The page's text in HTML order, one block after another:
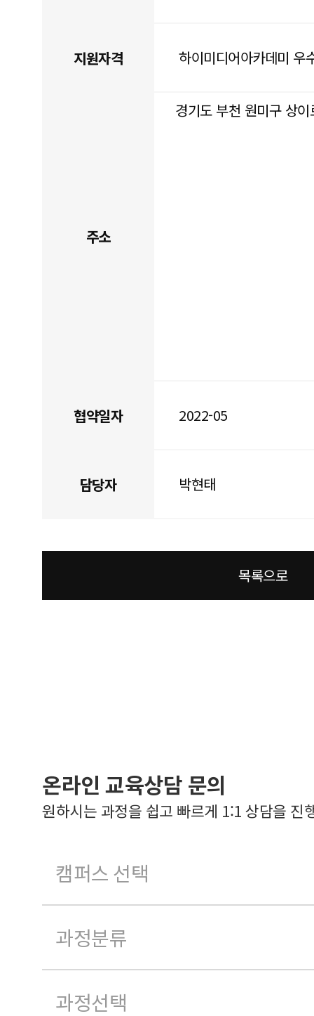
지원자격 하이미디어아카데미 우
주소
경기도 부천 원미구 상
협약일자 2022-05
담당자 박현태
목록으로
온라인 교육상담 문의
원하시는 과정을 쉽고 빠르게 1:1 상담을 진